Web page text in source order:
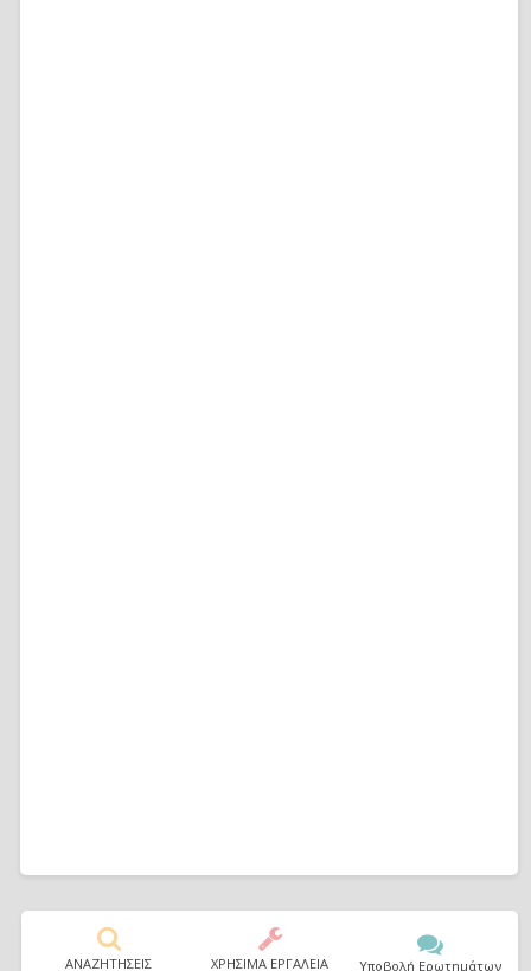
ΑΝΑΖΗΤΗΣΕΙΣ ΧΡΗΣΙΜΑ ΕΡΓΑΛΕΙΑ Υποβολή Ερωτημάτων